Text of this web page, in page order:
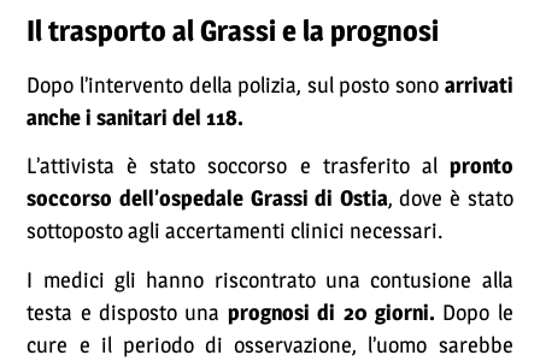
Il trasporto al Grassi e la prognosi
Dopo l’intervento della polizia, sul posto sono arrivati
anche i sanitari del 118.
L’attivista è stato soccorso e trasferito al pronto
soccorso dell’ospedale Grassi di Ostia, dove è stato
sottoposto agli accertamenti clinici necessari.
I medici gli hanno riscontrato una contusione alla
testa e disposto una prognosi di 20 giorni. Dopo le
cure e il periodo di osservazione, l’uomo sarebbe